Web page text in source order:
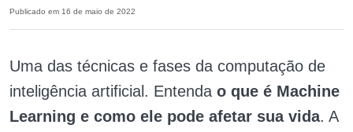
Publicado em 16 de maio de 2022
Uma das técnicas e fases da computação de
inteligência artificial. Entenda o que é Machine
Learning e como ele pode afetar sua vida. A